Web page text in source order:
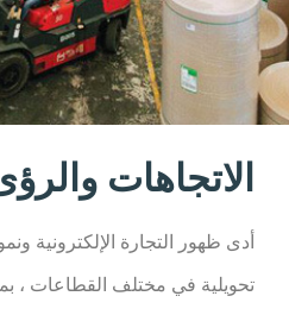
الاتجاهات
أدى ظهور التجارة الإلكترونية
تحويلية في مختلف القطاعات ،